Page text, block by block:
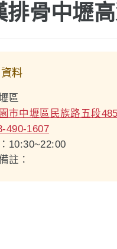
排骨中壢
料
區
市中壢區民族路五段
490-1607
10:30~22:00
註：